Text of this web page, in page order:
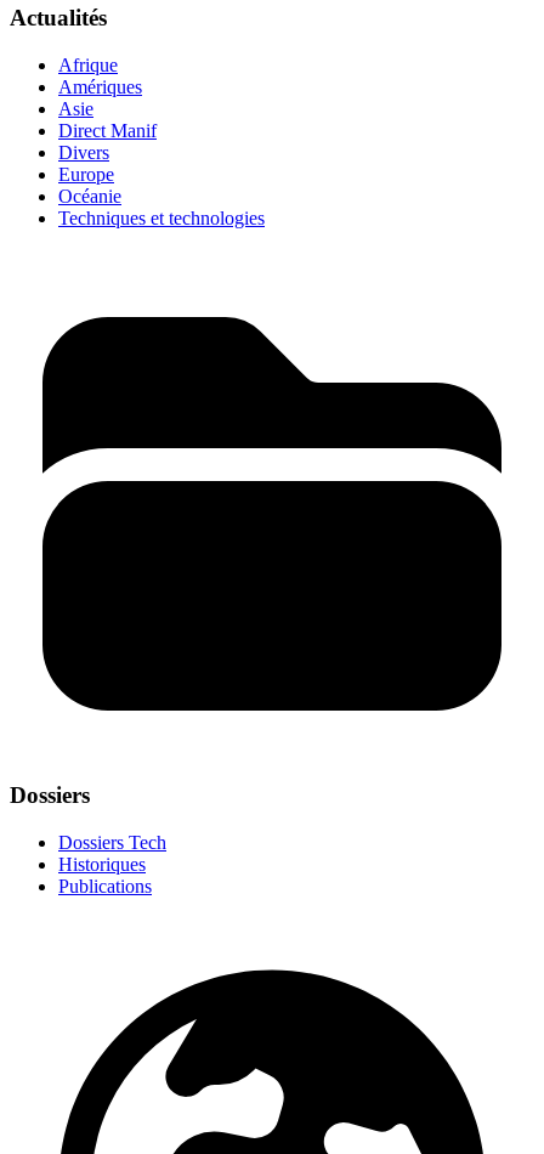
Actualités
Afrique
Amériques
Asie
Direct Manif
Divers
Europe
Océanie
Techniques et technologies
Dossiers
Dossiers Tech
Historiques
Publications